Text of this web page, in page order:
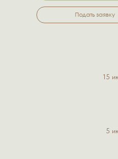
Подать заявку
15
5